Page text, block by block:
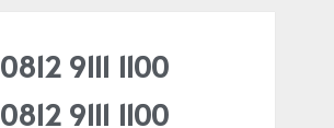
0812 9111 1100
0812 9111 1100